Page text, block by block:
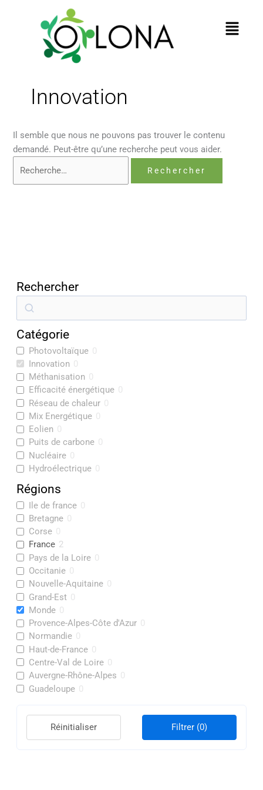
Menu
Innovation
Il semble que nous ne pouvons pas trouver le contenu
demandé. Peut-être qu’une recherche peut vous aider.
Rechercher
e
c
h
e
r
c
h
e
r
Catégorie
Photovoltaïque 0
Innovation 0
Méthanisation 0
Efficacité énergétique 0
Réseau de chaleur 0
Mix Energétique 0
Eolien 0
Puits de carbone 0
Nucléaire 0
Hydroélectrique 0
Régions
Ile de france 0
Bretagne 0
Corse 0
France 2
Pays de la Loire 0
Occitanie 0
Nouvelle-Aquitaine 0
Grand-Est 0
Monde 0
Provence-Alpes-Côte d'Azur 0
Normandie 0
Haut-de-France 0
Centre-Val de Loire 0
Auvergne-Rhône-Alpes 0
Guadeloupe 0
Filtrer (0)
Réinitialiser